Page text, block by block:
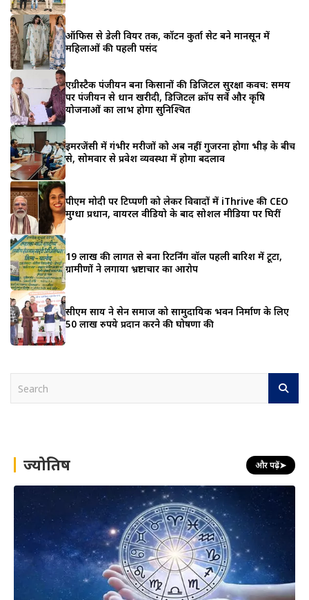
ऑफिस से डेली वियर तक, कॉटन कुर्ता सेट बने मानसून में
महिलाओं की पहली पसंद
एग्रीस्टैक पंजीयन बना किसानों की डिजिटल सुरक्षा कवच: समय
पर पंजीयन से धान खरीदी, डिजिटल क्रॉप सर्वे और कृषि
योजनाओं का लाभ होगा सुनिश्चित
इमरजेंसी में गंभीर मरीजों को अब नहीं गुजरना होगा भीड़ के बीच
से, सोमवार से प्रवेश व्यवस्था में होगा बदलाव
पीएम मोदी पर टिप्पणी को लेकर विवादों में iThrive की CEO
मुग्धा प्रधान, वायरल वीडियो के बाद सोशल मीडिया पर घिरीं
19 लाख की लागत से बना रिटर्निंग वॉल पहली बारिश में टूटा,
ग्रामीणों ने लगाया भ्रष्टाचार का आरोप
सीएम साय ने सेन समाज को सामुदायिक भवन निर्माण के लिए
50 लाख रुपये प्रदान करने की घोषणा की
h ज्योतिष और पढ़ें➤